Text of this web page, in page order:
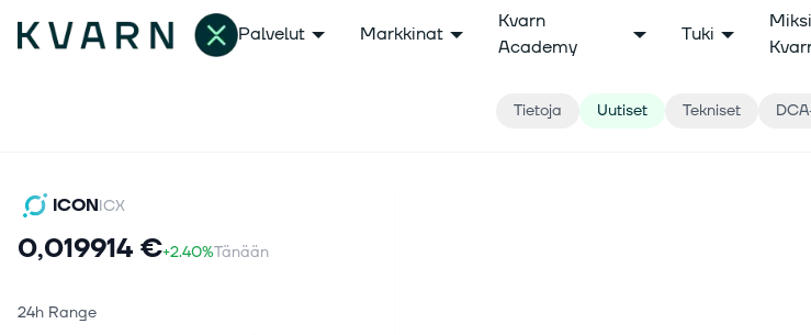
Palvelut Markkinat
Kvarn
Academy
Tuki
Miksi
Tietoja Uutiset Tekniset
ICONICX
0,019914 €+2.40%Tänään
24h Range